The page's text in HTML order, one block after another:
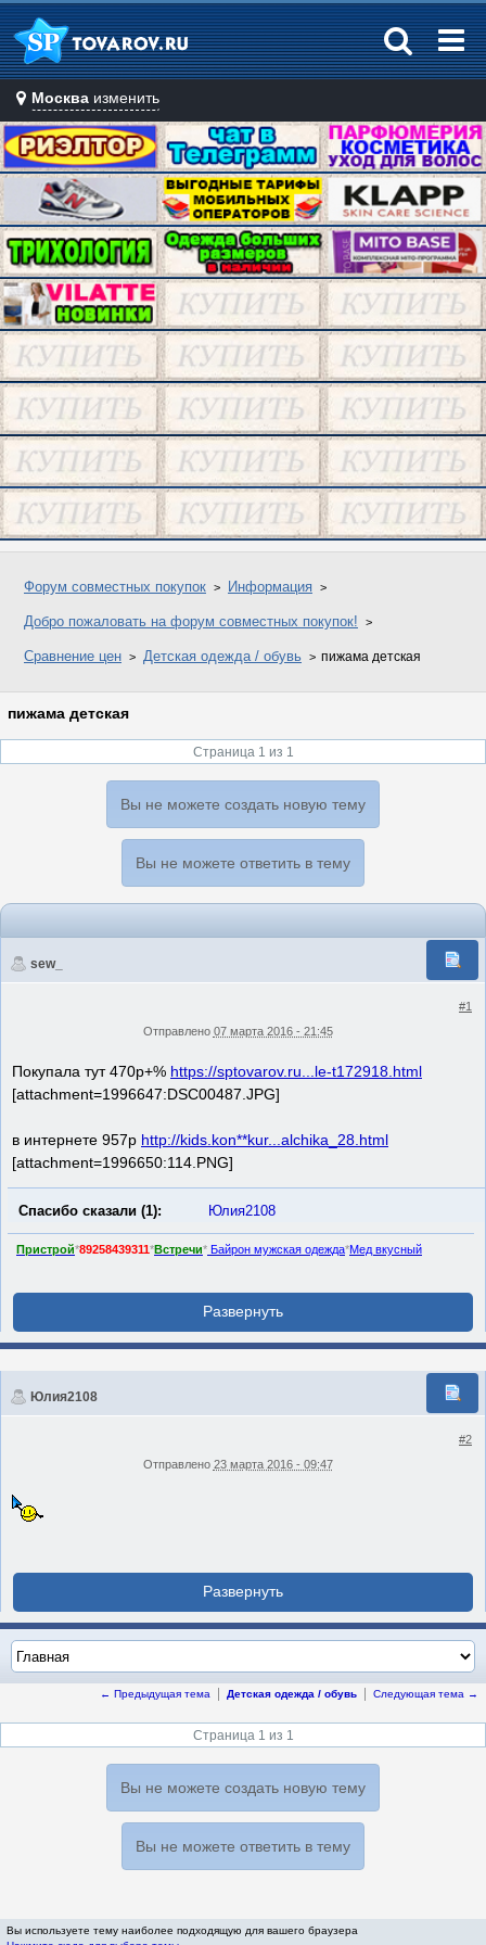
Москва изменить
Форум совместных покупок Информация
Добро пожаловать на форум совместных покупок!
Сравнение цен Детская одежда / обувь пижама детская
пижама детская
Страница 1 из 1
Вы не можете создать новую тему
Вы не можете ответить в тему
sew_
#1
Отправлено 07 марта 2016 - 21:45
Покупала тут 470р+% https://sptovarov.ru...le-t172918.html
[attachment=1996647:DSC00487.JPG]
в интернете 957р http://kids.kon**kur...alchika_28.html
[attachment=1996650:114.PNG]
Спасибо сказали (1): Юлия2108
Пристрой*89258439311*Встречи* Байрон мужская одежда*Мед вкусный
Юлия2108
#2
Отправлено 23 марта 2016 - 09:47
← Предыдущая тема Детская одежда / обувь Следующая тема →
Страница 1 из 1
Вы не можете создать новую тему
Вы не можете ответить в тему
Вы используете тему наиболее подходящую для вашего браузера